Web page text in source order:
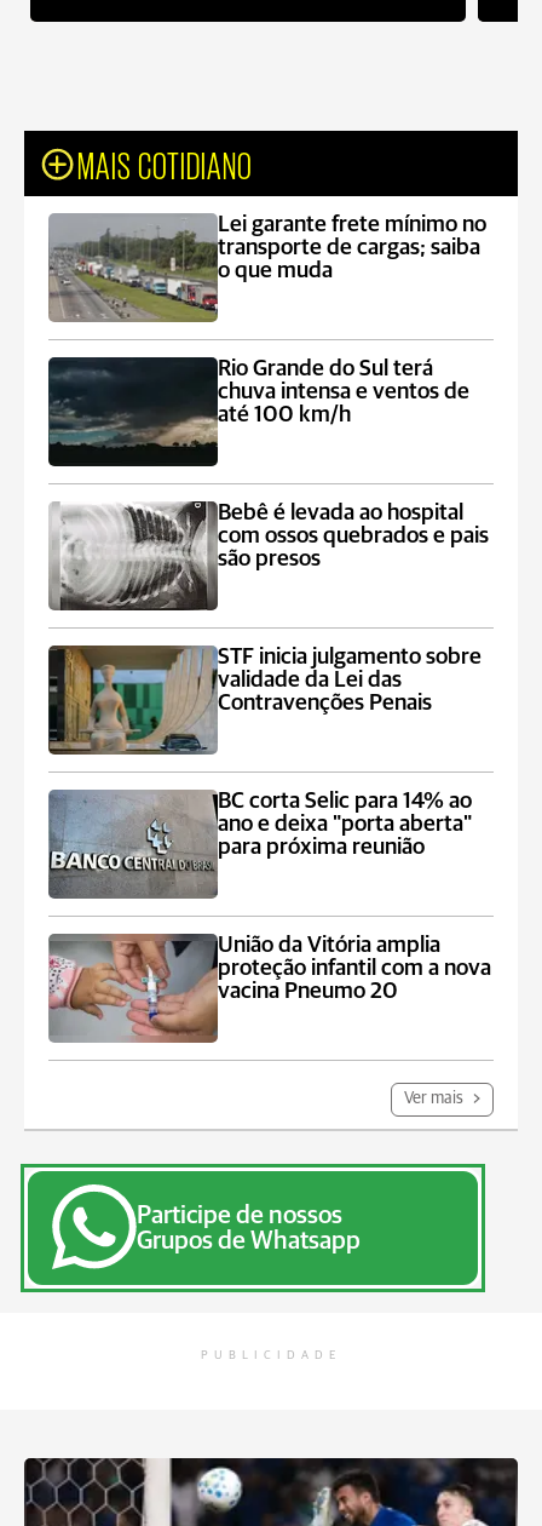
MAIS COTIDIANO
Lei garante frete mínimo no
transporte de cargas; saiba
o que muda
Rio Grande do Sul terá
chuva intensa e ventos de
até 100 km/h
Bebê é levada ao hospital
com ossos quebrados e pais
são presos
STF inicia julgamento sobre
validade da Lei das
Contravenções Penais
BC corta Selic para 14% ao
ano e deixa "porta aberta"
para próxima reunião
União da Vitória amplia
proteção infantil com a nova
vacina Pneumo 20
Ver mais
Participe de nossos
Grupos de Whatsapp
PUBLICIDADE